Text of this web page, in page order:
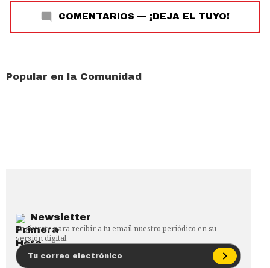
COMENTARIOS — ¡DEJA EL TUYO!
Popular en la Comunidad
Newsletter
Regístrate para recibir a tu email nuestro periódico en su
versión digital.